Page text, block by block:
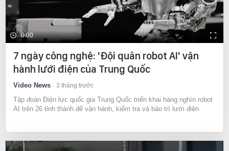
0:00
7 ngày công nghệ: 'Đội quân robot AI' vận
hành lưới điện của Trung Quốc
Video News 3 tháng trước
Tập đoàn Điện lực quốc gia Trung Quốc triển khai hàng nghìn robot
AI trên 26 tỉnh thành để vận hành, kiểm tra và bảo trì lưới điện